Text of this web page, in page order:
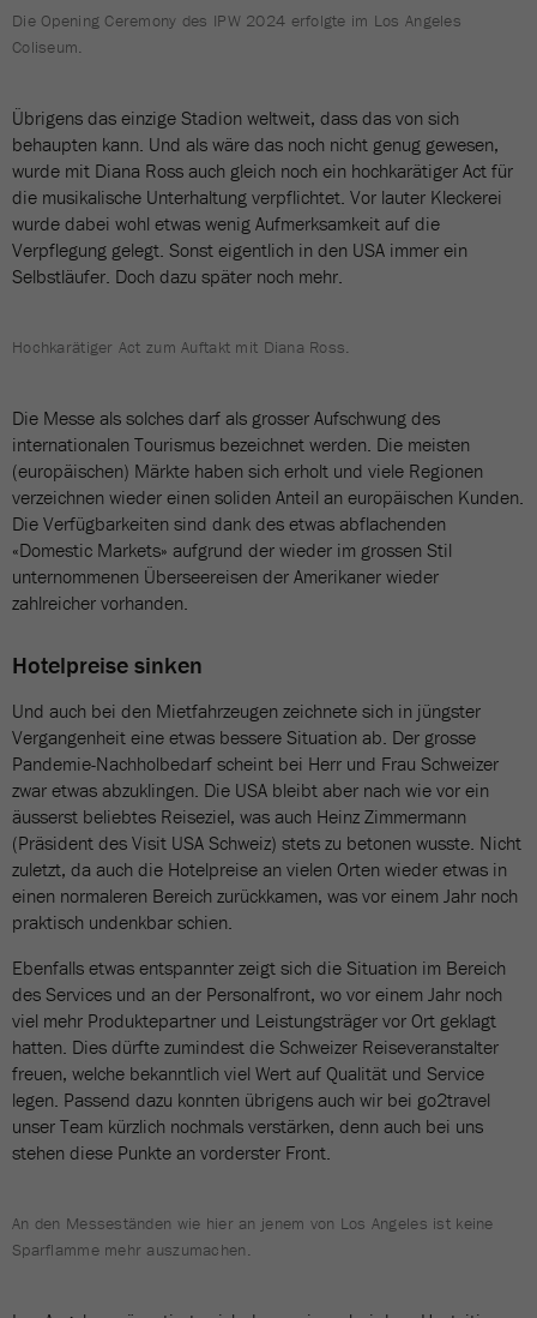
Die Opening Ceremony des IPW 2024 erfolgte im Los Angeles
Coliseum.
Übrigens das einzige Stadion weltweit, dass das von sich
behaupten kann. Und als wäre das noch nicht genug gewesen,
wurde mit Diana Ross auch gleich noch ein hochkarätiger Act für
die musikalische Unterhaltung verpflichtet. Vor lauter Kleckerei
wurde dabei wohl etwas wenig Aufmerksamkeit auf die
Verpflegung gelegt. Sonst eigentlich in den USA immer ein
Selbstläufer. Doch dazu später noch mehr.
Hochkarätiger Act zum Auftakt mit Diana Ross.
Die Messe als solches darf als grosser Aufschwung des
internationalen Tourismus bezeichnet werden. Die meisten
(europäischen) Märkte haben sich erholt und viele Regionen
verzeichnen wieder einen soliden Anteil an europäischen Kunden.
Die Verfügbarkeiten sind dank des etwas abflachenden
«Domestic Markets» aufgrund der wieder im grossen Stil
unternommenen Überseereisen der Amerikaner wieder
zahlreicher vorhanden.
Hotelpreise sinken
Und auch bei den Mietfahrzeugen zeichnete sich in jüngster
Vergangenheit eine etwas bessere Situation ab. Der grosse
Pandemie-Nachholbedarf scheint bei Herr und Frau Schweizer
zwar etwas abzuklingen. Die USA bleibt aber nach wie vor ein
äusserst beliebtes Reiseziel, was auch Heinz Zimmermann
(Präsident des Visit USA Schweiz) stets zu betonen wusste. Nicht
zuletzt, da auch die Hotelpreise an vielen Orten wieder etwas in
einen normaleren Bereich zurückkamen, was vor einem Jahr noch
praktisch undenkbar schien.
Ebenfalls etwas entspannter zeigt sich die Situation im Bereich
des Services und an der Personalfront, wo vor einem Jahr noch
viel mehr Produktepartner und Leistungsträger vor Ort geklagt
hatten. Dies dürfte zumindest die Schweizer Reiseveranstalter
freuen, welche bekanntlich viel Wert auf Qualität und Service
legen. Passend dazu konnten übrigens auch wir bei go2travel
unser Team kürzlich nochmals verstärken, denn auch bei uns
stehen diese Punkte an vorderster Front.
An den Messeständen wie hier an jenem von Los Angeles ist keine
Sparflamme mehr auszumachen.